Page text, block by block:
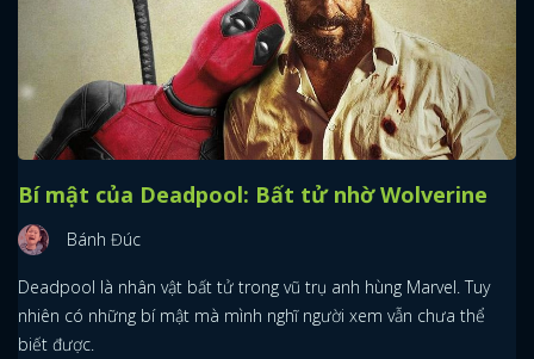
Bí mật của Deadpool: Bất tử nhờ Wolverine
Bánh Đúc
Deadpool là nhân vật bất tử trong vũ trụ anh hùng Marvel. Tuy
nhiên có những bí mật mà mình nghĩ người xem vẫn chưa thể
biết được.